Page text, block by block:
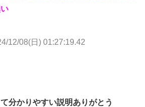
12/08(日) 01:27:19.42
分かりやすい説明ありがとう